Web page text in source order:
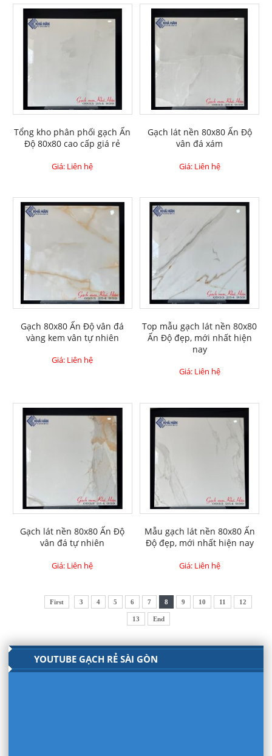
Tổng kho phân phối gạch Ấn
Độ 80x80 cao cấp giá rẻ
Giá: Liên hệ
Gạch lát nền 80x80 Ấn Độ
vân đá xám
Giá: Liên hệ
Gạch 80x80 Ấn Độ vân đá
vàng kem vân tự nhiên
Giá: Liên hệ
Top mẫu gạch lát nền 80x80
Ấn Độ đẹp, mới nhất hiện
nay
Giá: Liên hệ
Gạch lát nền 80x80 Ấn Độ
vân đá tự nhiên
Giá: Liên hệ
Mẫu gạch lát nền 80x80 Ấn
Độ đẹp, mới nhất hiện nay
Giá: Liên hệ
First 3 4 5 6 7 8 9 10 11 12
13 End
YOUTUBE GẠCH RẺ SÀI GÒN